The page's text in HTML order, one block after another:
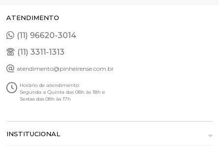
ATENDIMENTO
(11) 96620-3014
(11) 3311-1313
atendimento@pinheirense.com.br
Horário de atendimento:
Segunda a Quinta das 08h às 18h e
Sextas das 08h às 17h
INSTITUCIONAL